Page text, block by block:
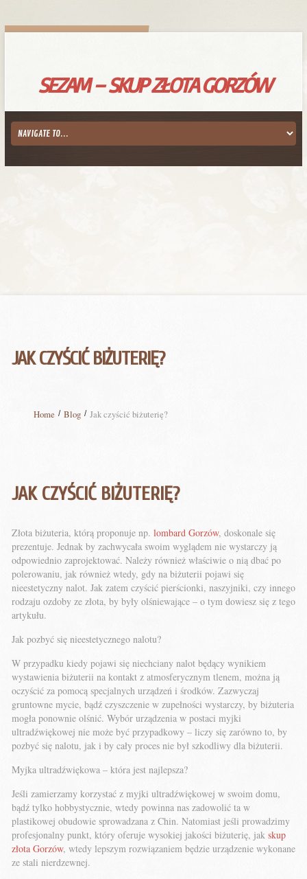
SEZAM – SKUP ZŁOTA GORZÓW
JAK CZYŚCIĆ BIŻUTERIĘ?
Home Blog Jak czyścić biżuterię?
JAK CZYŚCIĆ BIŻUTERIĘ?
Złota biżuteria, którą proponuje np. lombard Gorzów, doskonale się
prezentuje. Jednak by zachwycała swoim wyglądem nie wystarczy ją
odpowiednio zaprojektować. Należy również właściwie o nią dbać po
polerowaniu, jak również wtedy, gdy na biżuterii pojawi się
nieestetyczny nalot. Jak zatem czyścić pierścionki, naszyjniki, czy innego
rodzaju ozdoby ze złota, by były olśniewające – o tym dowiesz się z tego
artykułu.
Jak pozbyć się nieestetycznego nalotu?
W przypadku kiedy pojawi się niechciany nalot będący wynikiem
wystawienia biżuterii na kontakt z atmosferycznym tlenem, można ją
oczyścić za pomocą specjalnych urządzeń i środków. Zazwyczaj
gruntowne mycie, bądź czyszczenie w zupełności wystarczy, by biżuteria
mogła ponownie olśnić. Wybór urządzenia w postaci myjki
ultradźwiękowej nie może być przypadkowy – liczy się zarówno to, by
pozbyć się nalotu, jak i by cały proces nie był szkodliwy dla biżuterii.
Myjka ultradźwiękowa – która jest najlepsza?
Jeśli zamierzamy korzystać z myjki ultradźwiękowej w swoim domu,
bądź tylko hobbystycznie, wtedy powinna nas zadowolić ta w
plastikowej obudowie sprowadzana z Chin. Natomiast jeśli prowadzimy
profesjonalny punkt, który oferuje wysokiej jakości biżuterię, jak skup
złota Gorzów, wtedy lepszym rozwiązaniem będzie urządzenie wykonane
ze stali nierdzewnej.